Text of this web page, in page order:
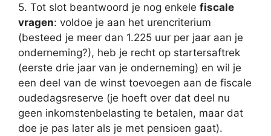
5. Tot slot beantwoord je nog enkele fiscale
vragen: voldoe je aan het urencriterium
(besteed je meer dan 1.225 uur per jaar aan je
onderneming?), heb je recht op startersaftrek
(eerste drie jaar van je onderneming) en wil je
een deel van de winst toevoegen aan de fiscale
oudedagsreserve (je hoeft over dat deel nu
geen inkomstenbelasting te betalen, maar dat
doe je pas later als je met pensioen gaat).